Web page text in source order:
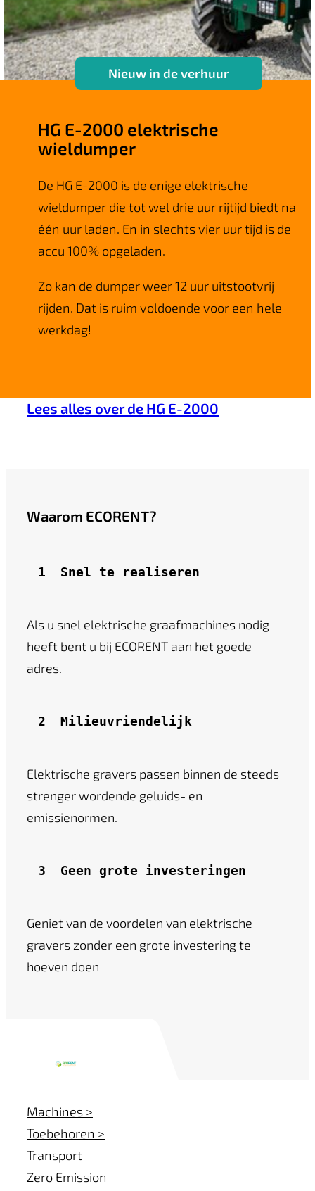
Nieuw in de verhuur
HG E-2000 elektrische
wieldumper
De HG E-2000 is de enige elektrische
wieldumper die tot wel drie uur rijtijd biedt na
één uur laden. En in slechts vier uur tijd is de
accu 100% opgeladen.
Zo kan de dumper weer 12 uur uitstootvrij
rijden. Dat is ruim voldoende voor een hele
werkdag!
Lees alles over de HG E-2000
Waarom ECORENT?
Snel te realiseren
Als u snel elektrische graafmachines nodig
heeft bent u bij ECORENT aan het goede
adres.
Milieuvriendelijk
Elektrische gravers passen binnen de steeds
strenger wordende geluids- en
emissienormen.
3 Geen grote investeringen
Geniet van de voordelen van elektrische
gravers zonder een grote investering te
hoeven doen
Machines >
Toebehoren >
Transport
Zero Emission